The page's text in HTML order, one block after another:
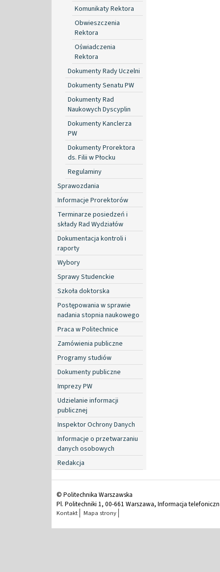
Komunikaty Rektora
Obwieszczenia
Rektora
Oświadczenia
Rektora
Dokumenty Rady Uczelni
Dokumenty Senatu PW
Dokumenty Rad
Naukowych Dyscyplin
Dokumenty Kanclerza
PW
Dokumenty Prorektora
ds. Filii w Płocku
Regulaminy
Sprawozdania
Informacje Prorektorów
Terminarze posiedzeń i
składy Rad Wydziałów
Dokumentacja kontroli i
raporty
Wybory
Sprawy Studenckie
Szkoła doktorska
Postępowania w sprawie
nadania stopnia naukowego
Praca w Politechnice
Zamówienia publiczne
Programy studiów
Dokumenty publiczne
Imprezy PW
Udzielanie informacji
publicznej
Inspektor Ochrony Danych
Informacje o przetwarzaniu
danych osobowych
Redakcja
© Politechnika Warszawska
Pl. Politechniki 1, 00-661 Warszawa, Informacja
Kontakt Mapa strony